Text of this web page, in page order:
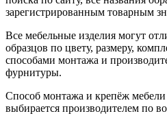
зарегистрированным товарным
Все мебельные изделия могут
образцов по цвету, размеру,
способами монтажа и
фурнитуры.
Способ монтажа и крепёж
выбирается производителем по